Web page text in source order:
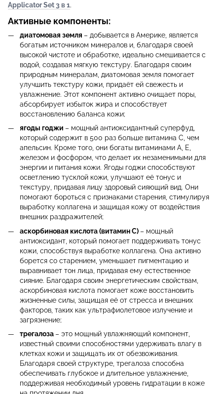
Applicator Set 3 в 1.
Активные компоненты:
диатомовая земля – добывается в Америке, является
богатым источником минералов и, благодаря своей
высокой чистоте и обработке, идеально смешивается с
водой, создавая мягкую текстуру. Благодаря своим
природным минералам, диатомовая земля помогает
улучшить текстуру кожи, придаёт ей свежесть и
увлажнение. Этот компонент активно очищает поры,
абсорбирует избыток жира и способствует
восстановлению баланса кожи;
ягоды годжи – мощный антиоксидантный суперфуд,
который содержит в 500 раз больше витамина С, чем
апельсин. Кроме того, они богаты витаминами А, Е,
железом и фосфором, что делает их незаменимыми для
энергии и питания кожи. Ягоды годжи способствуют
осветлению тусклой кожи, улучшают её тонус и
текстуру, придавая лицу здоровый сияющий вид. Они
помогают бороться с признаками старения, стимулируя
выработку коллагена и защищая кожу от воздействия
внешних раздражителей;
аскорбиновая кислота (витамин C) – мощный
антиоксидант, который помогает поддерживать тонус
кожи, способствуя выработке коллагена. Она активно
борется со старением, уменьшает пигментацию и
выравнивает тон лица, придавая ему естественное
сияние. Благодаря своим энергетическим свойствам,
аскорбиновая кислота помогает коже восстановить
жизненные силы, защищая её от стресса и внешних
факторов, таких как ультрафиолетовое излучение и
загрязнение;
трегалоза – это мощный увлажняющий компонент,
известный своими способностями удерживать влагу в
клетках кожи и защищать их от обезвоживания.
Благодаря своей структуре, трегалоза способна
обеспечивать глубокое и длительное увлажнение,
поддерживая необходимый уровень гидратации в коже